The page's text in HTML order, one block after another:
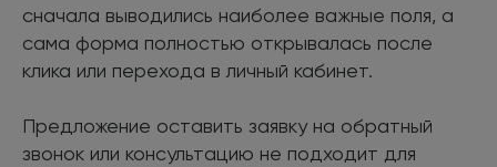
сначала выводились наиболее важные поля, а
сама форма полностью открывалась после
клика или перехода в личный кабинет.
Предложение оставить заявку на обратный
звонок или консультацию не подходит для